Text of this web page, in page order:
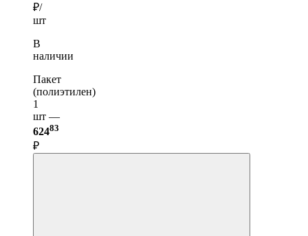
₽/
шт
В
наличии
Пакет
(полиэтилен)
1
шт —
62483
₽